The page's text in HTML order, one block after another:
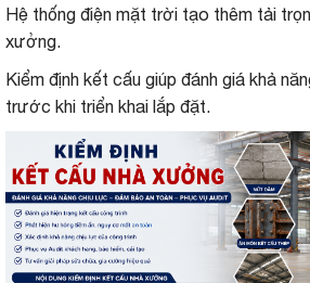
Hệ thống điện mặt trời tạo thêm tải
xưởng.
Kiểm định kết cấu giúp đánh giá khả
trước khi triển khai lắp đặt.